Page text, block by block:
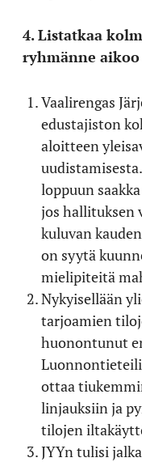
4. Listatkaa
ryhmänne aikoo
Vaalirengas
edustajiston
aloitteen
loppuun
jos hallituksen
kuluvan
on syytä
mielipiteitä
Nykyisellään
tarjoamien
huonontunut
ottaa
linjauksiin ja
tilojen
JYYn tulisi